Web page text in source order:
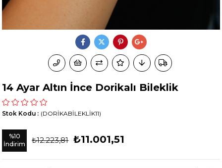
14 Ayar Altın İnce Dorikalı Bileklik
(DORİKABİLEKLİK11)
Stok Kodu
%10
İndirim
₺12.223,81 ₺11.001,51